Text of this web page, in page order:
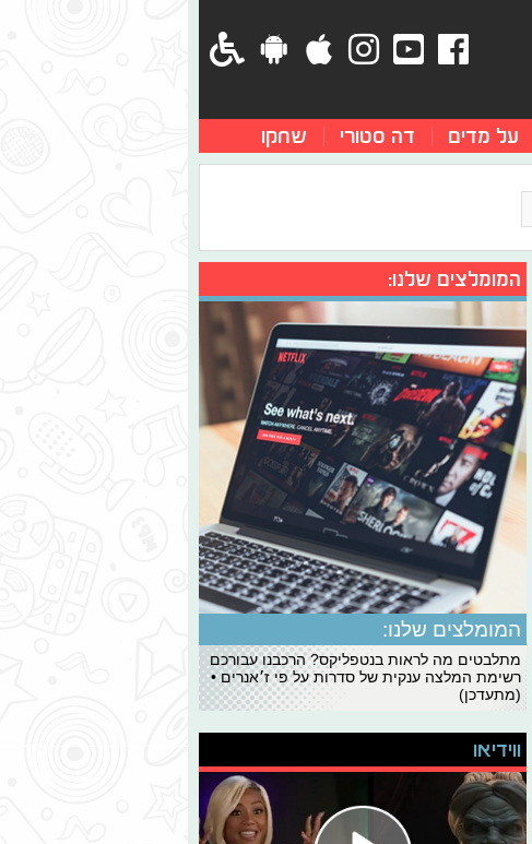
על מדים דה סטורי שחקו
המומלצים שלנו:
המומלצים שלנו:
מתלבטים מה לראות בנטפליקס? הרכבנו עבורכם
רשימת המלצה ענקית של סדרות על פי ז׳אנרים •
(מתעדכן)
ווידיאו